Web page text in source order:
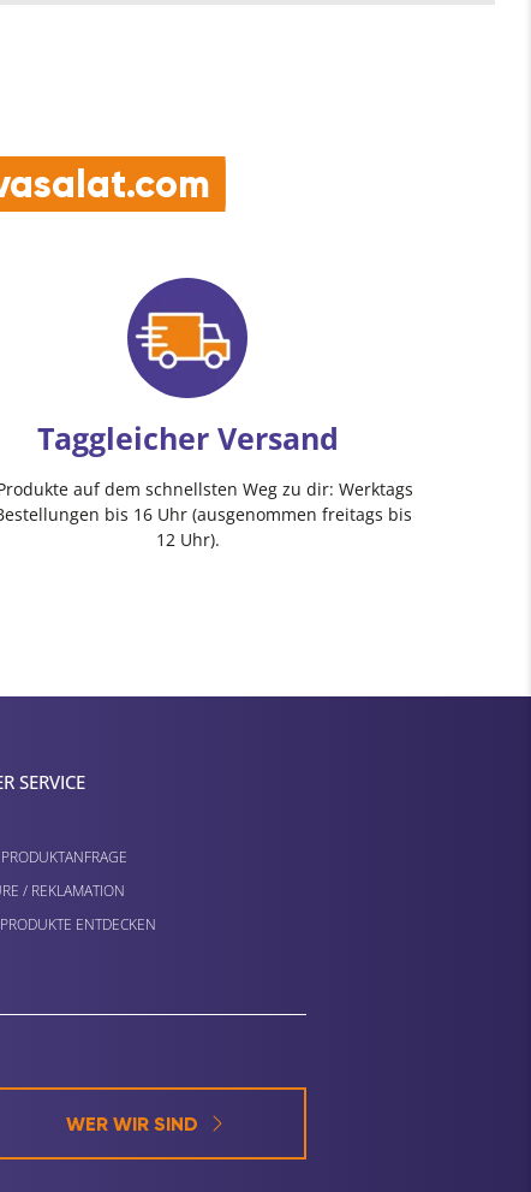
Taggleicher Versand
auf dem schnellsten Weg zu dir: Werktags
bis 16 Uhr (ausgenommen freitags bis
12 Uhr).
SERVICE
/ REKLAMATION
ENTDECKEN
WER WIR SIND